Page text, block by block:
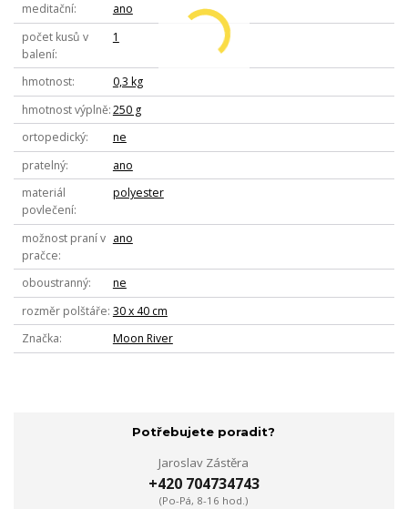
meditační
ano
počet kusů v
balení
1
hmotnost
0,3 kg
hmotnost výplně 250 g
ortopedický
ne
pratelný
ano
materiál
povlečení
polyester
možnost praní v
pračce
ano
oboustranný
ne
rozměr polštáře 30 x 40 cm
Značka
Moon River
Potřebujete poradit?
Jaroslav Zástěra
+420 704734743
(Po-Pá, 8-16 hod.)